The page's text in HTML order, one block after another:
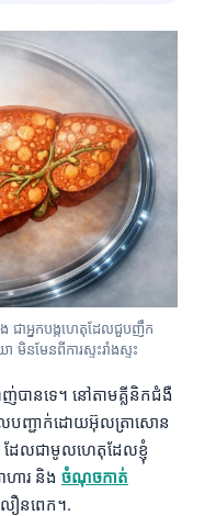
ជាអ្នកបង្កហេតុដែលជួបញឹក
នមែនពីការស្ទះរាំងស្ទះ
ញ់បានទេ។ នៅតាមគ្លីនិកជំងឺ
បញ្ជាក់ដោយអ៊ុលត្រាសោន
ែលជាមូលហេតុដែលខ្ញុំ
ហារ និង ចំណុចកាត់
ឿនពេក។.